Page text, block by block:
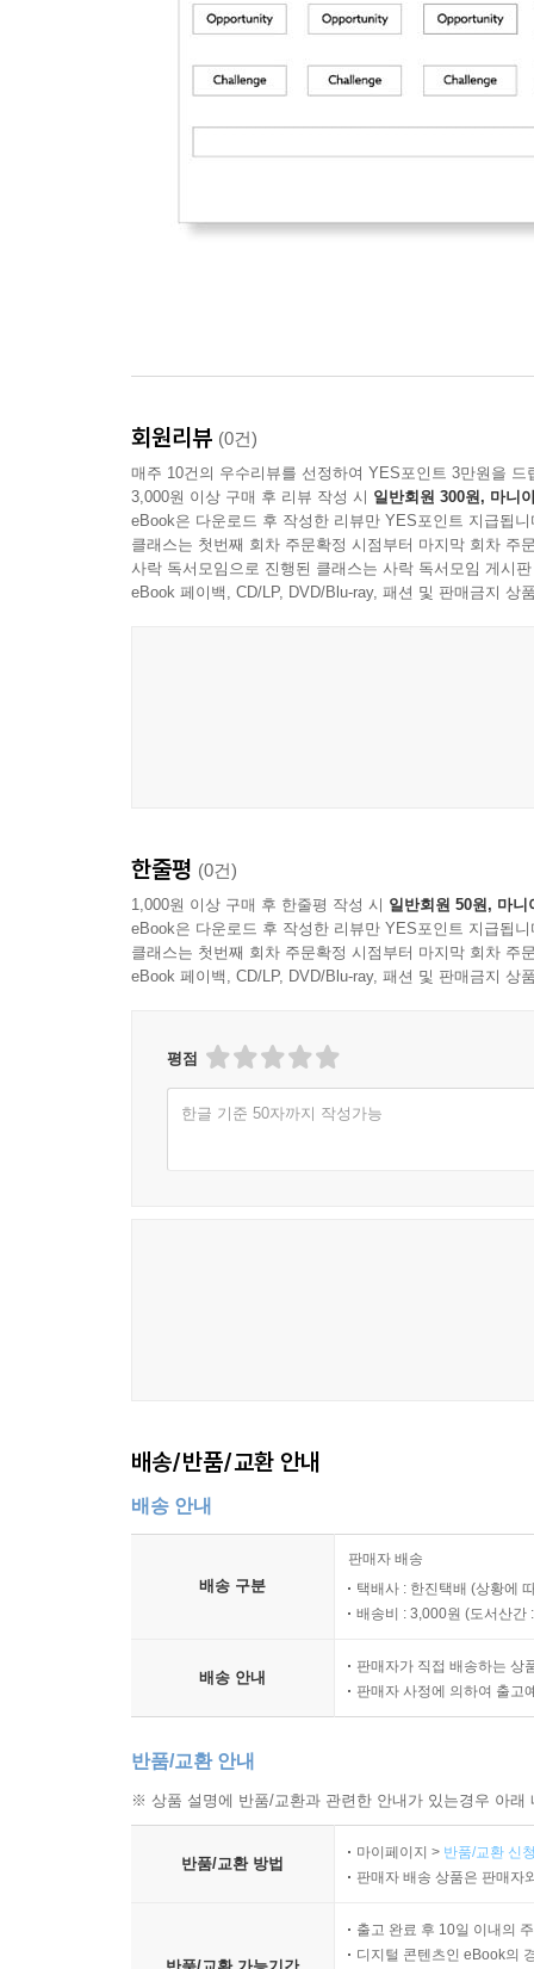
회원리뷰 (0건)
매주 10건의 우수리뷰를 선정하여 YES포인트 3만원을 드
3,000원 이상 구매 후 리뷰 작성 시 일반회원 300원, 마니
eBook은 다운로드 후 작성한 리뷰만 YES포인트 지급됩니
클래스는 첫번째 회차 주문확정 시점부터 마지막 회차 주
사락 독서모임으로 진행된 클래스는 사락 독서모임 게시
eBook 페이백, CD/LP, DVD/Blu-ray, 패션 및 판매금지 상
한줄평 (0건)
1,000원 이상 구매 후 한줄평 작성 시 일반회원 50원, 마니
eBook은 다운로드 후 작성한 리뷰만 YES포인트 지급됩니
클래스는 첫번째 회차 주문확정 시점부터 마지막 회차 주
eBook 페이백, CD/LP, DVD/Blu-ray, 패션 및 판매금지 상
평점
한글 기준 50자까지 작성가능
배송/반품/교환 안내
배송 안내
배송 구분
판매자 배송
택배사 : 한진택배 (상황에
배송비 : 3,000원 (도서산간
배송 안내
판매자가 직접 배송하는 상
판매자 사정에 의하여 출고
반품/교환 안내
※ 상품 설명에 반품/교환과 관련한 안내가 있는경우 아
반품/교환 방법
마이페이지 > 반품/교환 신
판매자 배송 상품은 판매자
출고 완료 후 10일 이내의
디지털 콘텐츠인 eBook의